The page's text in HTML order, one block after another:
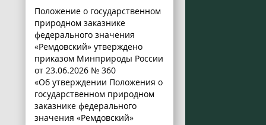
Положение о государственном
природном заказнике
федерального значения
«Ремдовский» утверждено
приказом Минприроды России
от 23.06.2026 № 360
«Об утверждении Положения о
государственном природном
заказнике федерального
значения «Ремдовский»